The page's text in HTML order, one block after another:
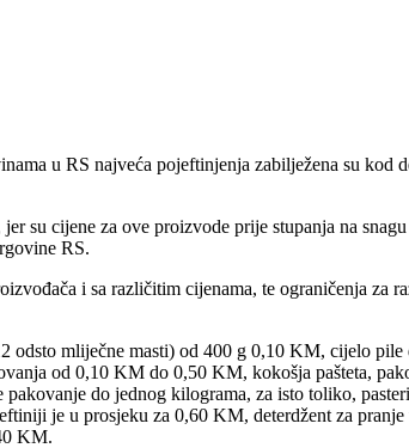
u RS najveća pojeftinjenja zabilježena su kod
su cijene za ove proizvode prije stupanja na
RS.
i sa različitim cijenama, te ograničenja za
mliječne masti) od 400 g 0,10 KM, cijelo
od 0,10 KM do 0,50 KM, kokošja pašteta,
do jednog kilograma, za isto toliko,
je u prosjeku za 0,60 KM, deterdžent za
KM.